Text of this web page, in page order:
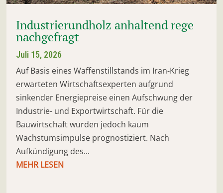
Industrierundholz anhaltend rege
nachgefragt
Juli 15, 2026
Auf Basis eines Waffenstillstands im Iran-Krieg
erwarteten Wirtschaftsexperten aufgrund
sinkender Energiepreise einen Aufschwung der
Industrie- und Exportwirtschaft. Für die
Bauwirtschaft wurden jedoch kaum
Wachstumsimpulse prognostiziert. Nach
Aufkündigung des...
MEHR LESEN